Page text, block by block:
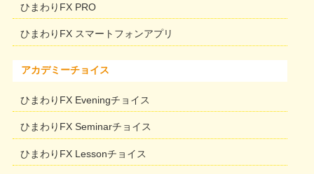
ひまわりFX PRO
ひまわりFX スマートフォンアプリ
アカデミーチョイス
ひまわりFX Eveningチョイス
ひまわりFX Seminarチョイス
ひまわりFX Lessonチョイス